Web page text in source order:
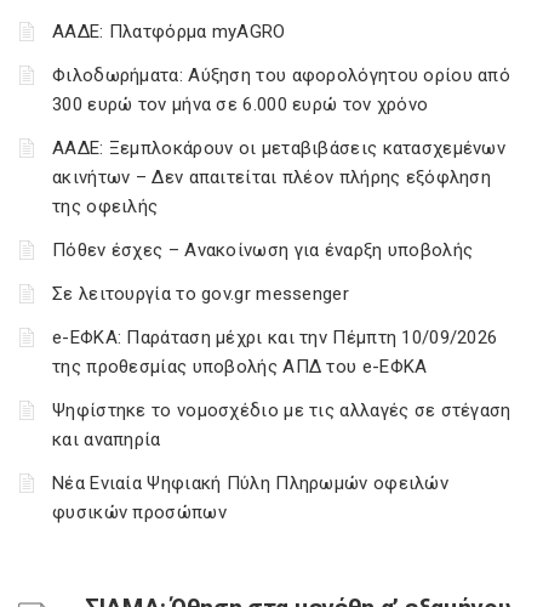
ΑΑΔΕ: Πλατφόρμα myAGRO
Φιλοδωρήματα: Αύξηση του αφορολόγητου ορίου από
300 ευρώ τον μήνα σε 6.000 ευρώ τον χρόνο
ΑΑΔΕ: Ξεμπλοκάρουν οι μεταβιβάσεις κατασχεμένων
ακινήτων – Δεν απαιτείται πλέον πλήρης εξόφληση
της οφειλής
Πόθεν έσχες – Ανακοίνωση για έναρξη υποβολής
Σε λειτουργία το gov.gr messenger
e-ΕΦΚΑ: Παράταση μέχρι και την Πέμπτη 10/09/2026
της προθεσμίας υποβολής ΑΠΔ του e-ΕΦΚΑ
Ψηφίστηκε το νομοσχέδιο με τις αλλαγές σε στέγαση
και αναπηρία
Νέα Ενιαία Ψηφιακή Πύλη Πληρωμών οφειλών
φυσικών προσώπων